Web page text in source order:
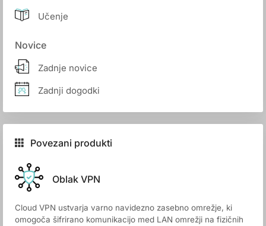
Učenje
Novice
Zadnje novice
Zadnji dogodki
Povezani produkti
Oblak VPN
Cloud VPN ustvarja varno navidezno zasebno omrežje, ki
omogoča šifrirano komunikacijo med LAN omrežji na fizičnih